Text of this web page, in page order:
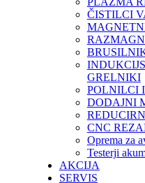
ČISTILCI
GRELNIKI
POLNILCI
DODAJNI
CNC
Oprema za
Testerji
AKCIJA
SERVIS